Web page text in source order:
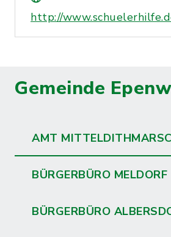
http://
Gemeinde
AMT
BÜRGERBÜRO MELDORF
BÜRGERBÜRO